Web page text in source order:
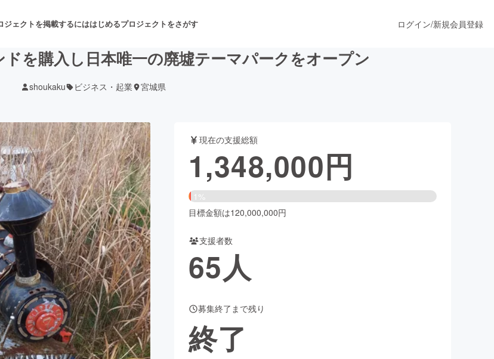
ジェクトを掲載するにははじめるプロジェクトをさがす
舞台・パフォーマンス
サービス開発 フード・飲食店 ファッション
誌出版 アニメ・漫画
ジ ビューティー・ヘルスケア
CAMPFIRE for Social GoodCAMPFIRE Creation
CAMPFIREふるさと納税machi-yaコミュニティ
ログイン/新規会員登録
を購入し日本唯一の廃墟テーマパークをオープン
shoukaku ビジネス・起業 宮城県
現在の支援総額
1,348,000円
1%
目標金額は120,000,000円
支援者数
65人
募集終了まで残り
終了